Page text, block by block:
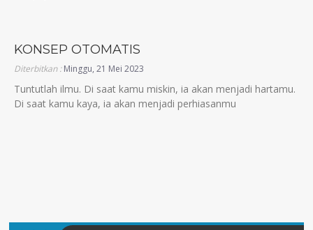
KONSEP OTOMATIS
Diterbitkan :Minggu, 21 Mei 2023
Tuntutlah ilmu. Di saat kamu miskin, ia akan menjadi hartamu.
Di saat kamu kaya, ia akan menjadi perhiasanmu